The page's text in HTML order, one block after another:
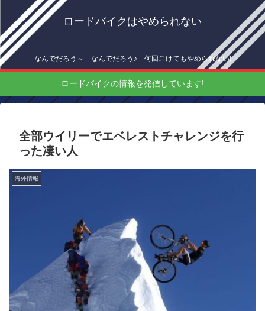
ロードバイクはやめられない
なんでだろう～ なんでだろう♪ 何回こけてもやめられない!
ロードバイクの情報を発信しています!
全部ウイリーでエベレストチャレンジを行
った凄い人
海外情報